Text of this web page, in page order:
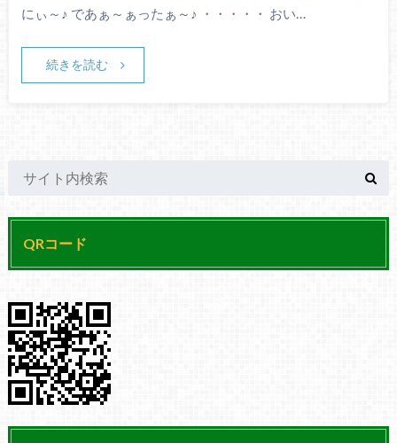
にぃ～♪ であぁ～ぁったぁ～♪ ・・・・・ おい…
続きを読む
QRコード